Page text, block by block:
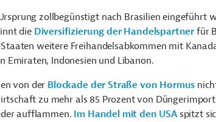
zollbegünstigt nach Brasilien eingeführt
die Diversifizierung der Handelspartner für
weitere Freihandelsabkommen mit
Emiraten, Indonesien und Libanon.
von der Blockade der Straße von Hormus
zu mehr als 85 Prozent von
aufflammen. Im Handel mit den USAspitzt